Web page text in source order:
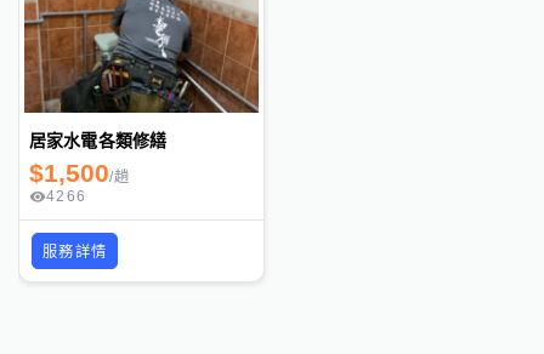
居家水電各類修繕
$1,500/趟
4266
服務詳情